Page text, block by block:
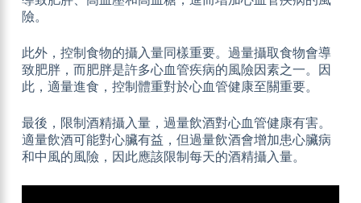
險。
此外，控制食物的攝入量同樣重要。過量攝取食物會導
致肥胖，而肥胖是許多心血管疾病的風險因素之一。因
此，適量進食，控制體重對於心血管健康至關重要。
最後，限制酒精攝入量，過量飲酒對心血管健康有害。
適量飲酒可能對心臟有益，但過量飲酒會增加患心臟病
和中風的風險，因此應該限制每天的酒精攝入量。